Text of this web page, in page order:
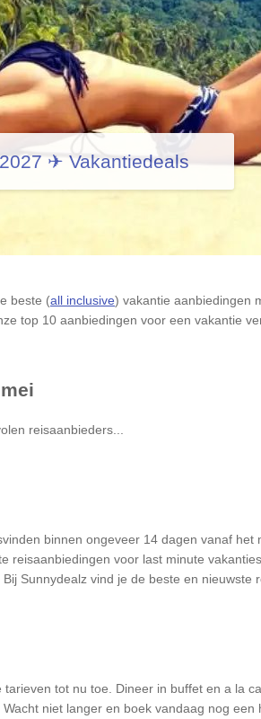
✈ Vakantiedeals
beste (all inclusive) vakantie aanbiedingen
top 10 aanbiedingen voor een vakantie
reisaanbieders...
binnen ongeveer 14 dagen vanaf
reisaanbiedingen voor last minute
Sunnydealz vind je de beste en nieuwste
tot nu toe. Dineer in buffet en a la
niet langer en boek vandaag nog